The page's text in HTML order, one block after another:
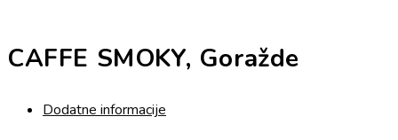
CAFFE SMOKY, Goražde
Dodatne informacije